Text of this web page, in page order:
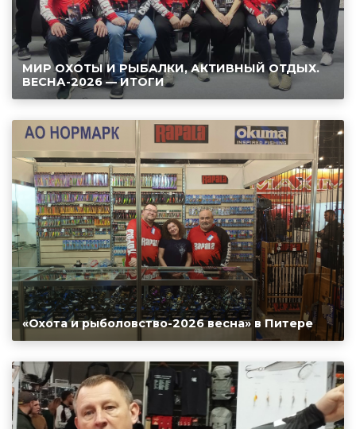
МИР ОХОТЫ И РЫБАЛКИ, АКТИВНЫЙ ОТДЫХ.
ВЕСНА-2026 — ИТОГИ
«Охота и рыболовство-2026 весна» в Питере